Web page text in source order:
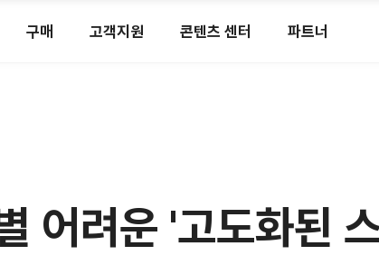
구매 고객지원 콘텐츠 센터 파트너
려운 '고도화된